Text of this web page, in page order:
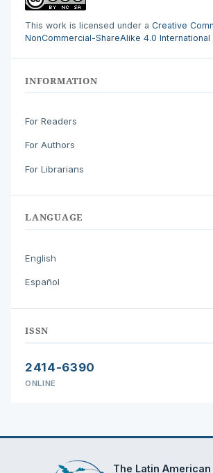
This work is licensed under a Creative
NonCommercial-ShareAlike 4.0 International
INFORMATION
For Readers
For Authors
For Librarians
LANGUAGE
English
Español
ISSN
2414-6390
ONLINE
The Latin